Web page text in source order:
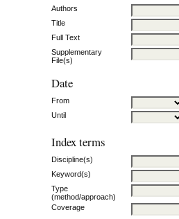
Authors
Title
Full Text
Supplementary
File(s)
Date
From
Until
Index terms
Discipline(s)
Keyword(s)
Type
(method/approach)
Coverage